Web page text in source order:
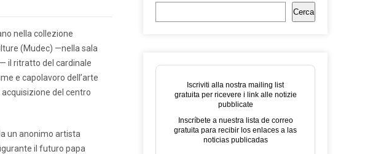
nella collezione
(Mudec) —nella sala
il ritratto del cardinale
e capolavoro dell’arte
del centro
un anonimo artista
il futuro papa
Cerca
Iscriviti alla nostra mailing list
gratuita per ricevere i link alle notizie
pubblicate
Inscríbete a nuestra lista de correo
gratuita para recibir los enlaces a las
noticias publicadas